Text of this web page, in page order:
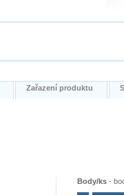
Zařazení produktu
Body/ks -